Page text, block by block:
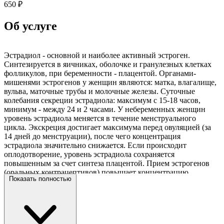
650 ₽
Об услуге
Эстрадиол - основной и наиболее активный эстроген.
Синтезируется в яичниках, оболочке и гранулезных клетках
фолликулов, при беременности - плацентой. Органами-
мишенями эстрогенов у женщин являются: матка, влагалище,
вульва, маточные трубы и молочные железы. Суточные
колебания секреции эстрадиола: максимум с 15-18 часов,
минимум - между 24 и 2 часами. У небеременных женщин
уровень эстрадиола меняется в течение менструального
цикла. Экскреция достигает максимума перед овуляцией (за
14 дней до менструации), после чего концентрация
эстрадиола значительно снижается. Если происходит
оплодотворение, уровень эстрадиола сохраняется
повышенным за счет синтеза плацентой. Прием эстрогенов
(оральных контрацептивов) повышает концентрацию
эстрадиола в сыворотке крови. Эстрадиол стимулирует
половое созревание девочек, существенно влияет на
процессы, связанные с оплодотворением и рождением.
Показать полностью